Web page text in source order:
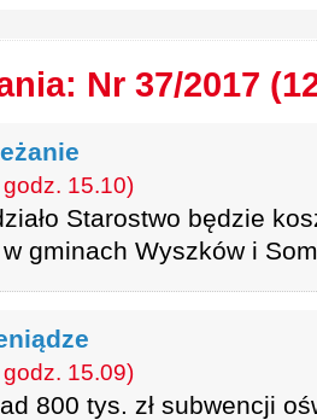
Nr 37/2017
15.10)
Starostwo będzie
gminach Wyszków i
15.09)
800 tys. zł subwencji